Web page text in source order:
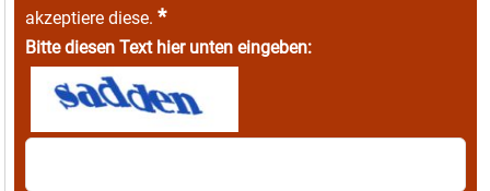
akzeptiere diese. *
Bitte diesen Text hier unten eingeben: